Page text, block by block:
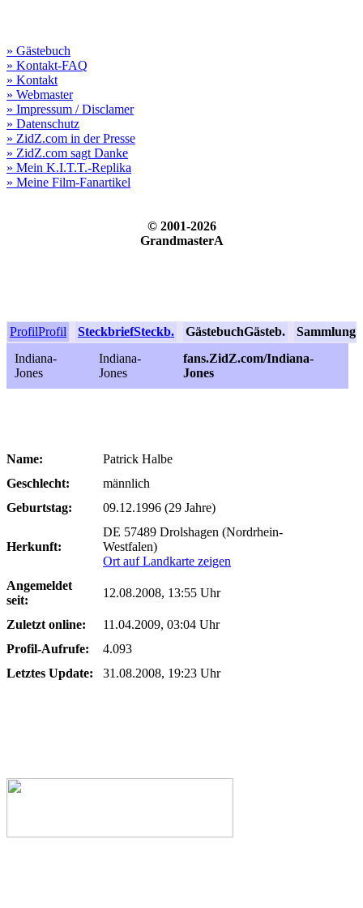
» Gästebuch
» Kontakt-FAQ
» Kontakt
» Webmaster
» Impressum / Disclamer
» Datenschutz
» ZidZ.com in der Presse
» ZidZ.com sagt Danke
» Mein K.I.T.T.-Replika
» Meine Film-Fanartikel
© 2001-2026
GrandmasterA
ProfilProfil SteckbriefSteckb. GästebuchGästeb. Sammlung
Indiana-
Jones
Indiana-
Jones
fans.ZidZ.com/Indiana-
Jones
Name:
Patrick Halbe
Geschlecht:
männlich
Geburtstag:
09.12.1996 (29 Jahre)
Herkunft:
DE 57489 Drolshagen (Nordrhein-
Westfalen)
Ort auf Landkarte zeigen
Angemeldet
seit:
12.08.2008, 13:55 Uhr
Zuletzt online:
11.04.2009, 03:04 Uhr
Profil-Aufrufe:
4.093
Letztes Update:
31.08.2008, 19:23 Uhr